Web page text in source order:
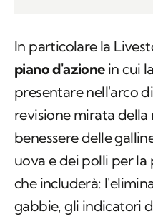
In particolare la
piano d'azionein cui
presentare nell'arco
revisione mirata
benessere delle
uova e dei polli per
che includerà:
gabbie, gli indicatori